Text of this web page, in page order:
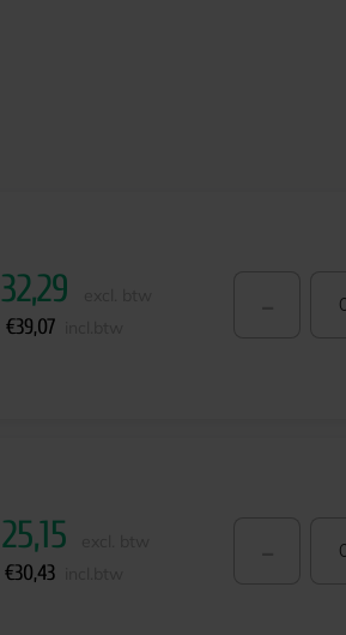
32,29
€39,07
25,15
€30,43